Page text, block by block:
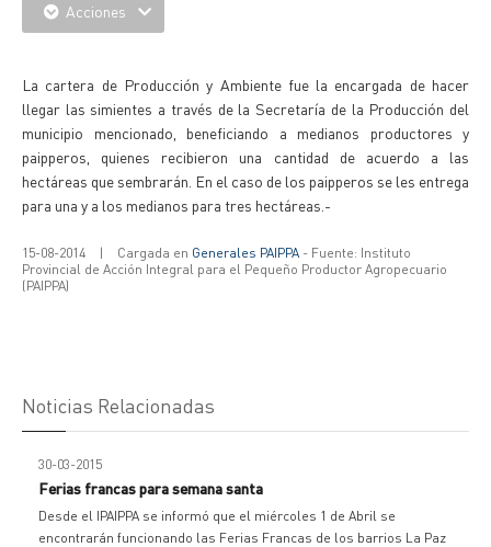
Acciones
La cartera de Producción y Ambiente fue la encargada de hacer
llegar las simientes a través de la Secretaría de la Producción del
municipio mencionado, beneficiando a medianos productores y
paipperos, quienes recibieron una cantidad de acuerdo a las
hectáreas que sembrarán. En el caso de los paipperos se les entrega
para una y a los medianos para tres hectáreas.-
15-08-2014 | Cargada en Generales PAIPPA - Fuente: Instituto
Provincial de Acción Integral para el Pequeño Productor Agropecuario
(PAIPPA)
Noticias Relacionadas
30-03-2015
Ferias francas para semana santa
Desde el IPAIPPA se informó que el miércoles 1 de Abril se
encontrarán funcionando las Ferias Francas de los barrios La Paz